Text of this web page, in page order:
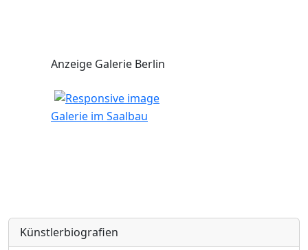
Anzeige Galerie Berlin
Galerie im Saalbau
Künstlerbiografien